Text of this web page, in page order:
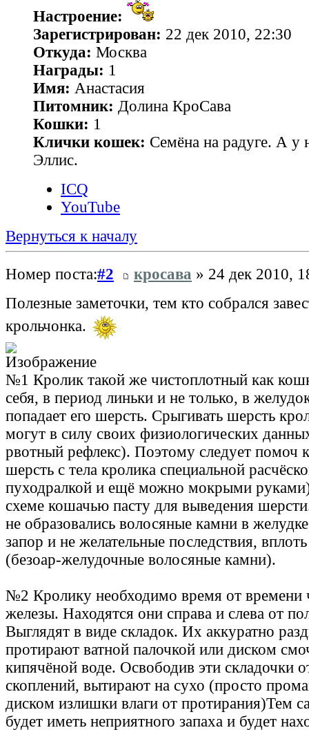
Настроение:
Зарегистрирован: 22 дек 2010, 22:30
Откуда: Москва
Награды: 1
Имя: Анастасия
Питомник: Долина КроСава
Кошки: 1
Клички кошек: Семёна на радуге. А у
Эллис.
ICQ
YouTube
Вернуться к началу
Номер поста:#2 кросава » 24 дек 2010,
Полезные заметочки, тем кто собрался
крольчонка.
№1 Кролик такой же чистоплотный как
себя, в период линьки и не только, в
попадает его шерсть. Срыгивать шерсть
могут в силу своих физиологических
рвотный рефлекс). Поэтому следует помоч
шерсть с тела кролика специальной
пуходралкой и ещё можно мокрыми
схеме кошачью пасту для выведения
не образовались волосяные камни в
запор и не желательные последствия,
(безоар-желудочные волосяные камни).
№2 Кролику необходимо время от времени
железы. Находятся они справа и слева от
Выглядят в виде складок. Их аккуратно
протирают ватной палочкой или диском
кипячёной воде. Освободив эти складочки
скоплений, вытирают на сухо (просто
диском излишки влаги от протирания)Тем
будет иметь неприятного запаха и будет